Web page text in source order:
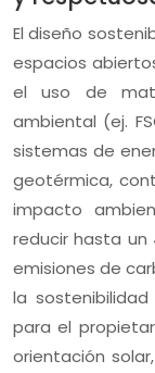
El diseño
espacios
el uso de
ambiental (ej.
sistemas de
geotérmica,
impacto
reducir hasta un
emisiones de
la
para el
orientación